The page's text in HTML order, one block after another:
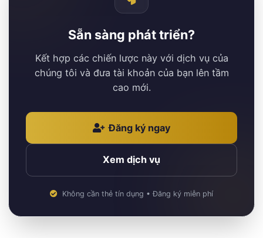
Sẵn sàng phát triển?
Kết hợp các chiến lược này với dịch vụ của
chúng tôi và đưa tài khoản của bạn lên tầm
cao mới.
Đăng ký ngay
Xem dịch vụ
Không cần thẻ tín dụng • Đăng ký miễn phí